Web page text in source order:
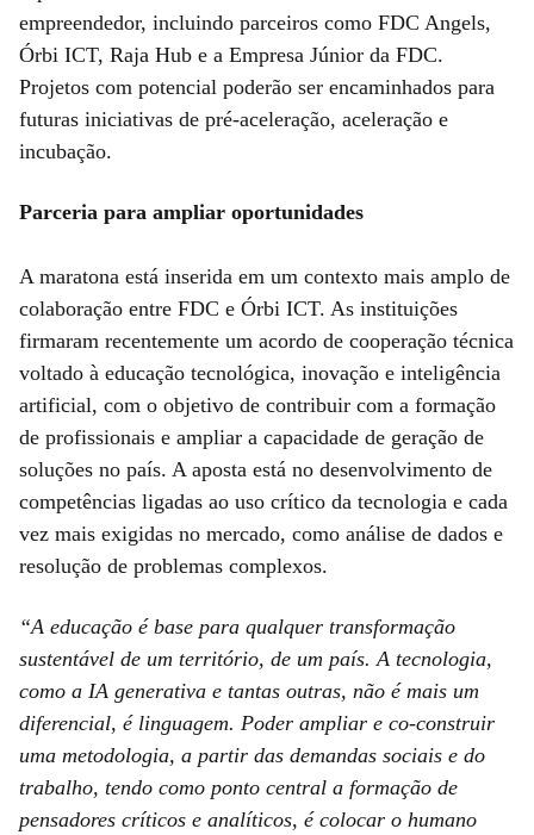
empreendedor, incluindo parceiros como FDC Angels,
Órbi ICT, Raja Hub e a Empresa Júnior da FDC.
Projetos com potencial poderão ser encaminhados para
futuras iniciativas de pré-aceleração, aceleração e
incubação.
Parceria para ampliar oportunidades
A maratona está inserida em um contexto mais amplo de
colaboração entre FDC e Órbi ICT. As instituições
firmaram recentemente um acordo de cooperação técnica
voltado à educação tecnológica, inovação e inteligência
artificial, com o objetivo de contribuir com a formação
de profissionais e ampliar a capacidade de geração de
soluções no país. A aposta está no desenvolvimento de
competências ligadas ao uso crítico da tecnologia e cada
vez mais exigidas no mercado, como análise de dados e
resolução de problemas complexos.
“A educação é base para qualquer transformação
sustentável de um território, de um país. A tecnologia,
como a IA generativa e tantas outras, não é mais um
diferencial, é linguagem. Poder ampliar e co-construir
uma metodologia, a partir das demandas sociais e do
trabalho, tendo como ponto central a formação de
pensadores críticos e analíticos, é colocar o humano